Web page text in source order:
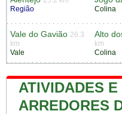
Região
Colina
Vale do Gavião 26.3
km
Vale
Alto
km
Colina
ATIVIDADES
ARREDORES